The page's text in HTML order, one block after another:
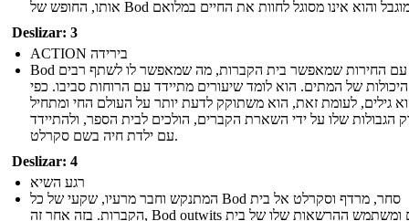
Deslizar: 3
ACTION בירידה
Bod גדל עם החירות שמאפשר בית הקברות, מה שמאפשר לו לשתף רבים
של המתים. הוא לומד שיעורים מתיידד עם הרוחות סביבו. כפי
גילים, לעומת זאת, הוא משתוקק לדעת יותר על העולם החי ומתחיל
הגבולות שלו על ידי השארת הקברים, הולכים לבית הספר, ולהתיידד
עם ילדת חיה בשם סקרלט.
Deslizar: 4
רגע השיא
המתנקש וחבר מרעיו, שקעי של כל Bod סחר, מרדף וסקרלט אל בית
הקברות. בזה אחר זה, Bod outwits אותם ומשתמש ההרשאות שלו של בית